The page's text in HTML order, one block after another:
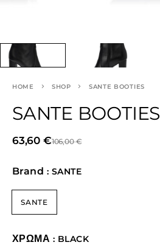
HOME SHOP SANTE BOOTIES
SANTE BOOTIES
106,00€
63,60 €
Brand : SANTE
SANTE
ΧΡΩΜΑ : BLACK